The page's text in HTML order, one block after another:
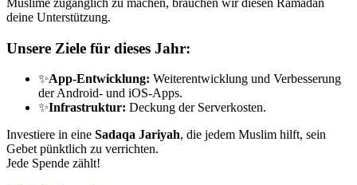
deine Unterstützung.
Unsere Ziele für dieses Jahr:
✨App-Entwicklung: Weiterentwicklung und Verbesserung
der Android- und iOS-Apps.
✨Infrastruktur: Deckung der Serverkosten.
Investiere in eine Sadaqa Jariyah, die jedem Muslim hilft, sein
Gebet pünktlich zu verrichten.
Jede Spende zählt!